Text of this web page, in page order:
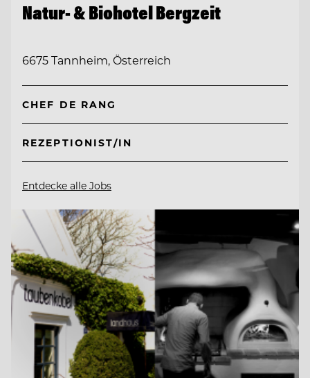
Natur- & Biohotel Bergzeit
6675 Tannheim, Österreich
CHEF DE RANG
REZEPTIONIST/IN
Entdecke alle Jobs